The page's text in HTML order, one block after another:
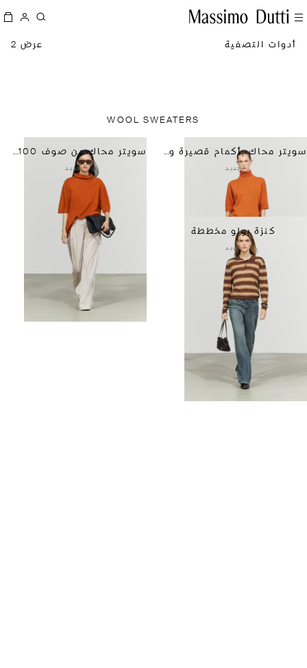
أدوات التصفية عرض 2
WOOL SWEATERS
سويتر محاك بأكمام قصيرة وقياس كبير
جديد
سويتر محاك من صوف 100% بأكمام قصيرة
جديد
كنزة بولو مخططة
جديد